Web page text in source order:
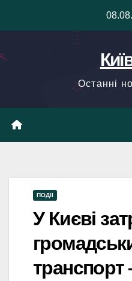
Останні
ПОДІЇ
У Києві